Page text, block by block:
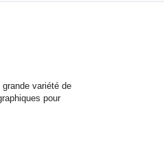
variété de
pour